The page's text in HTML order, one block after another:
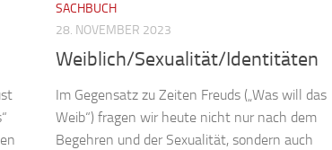
SACHBUCH
28. NOVEMBER 2023
Weiblich/Sexualität/Identitäten
Im Gegensatz zu Zeiten Freuds („Was will das
Weib“) fragen wir heute nicht nur nach dem
Begehren und der Sexualität, sondern auch